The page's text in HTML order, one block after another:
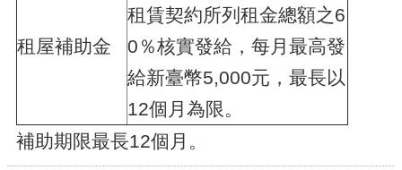
租屋補助金
租賃契約所列租金總額之6
0％核實發給，每月最高發
給新臺幣5,000元，最長以
12個月為限。
補助期限最長12個月。